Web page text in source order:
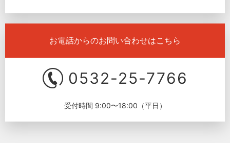
お電話からのお問い合わせはこちら
0532-25-7766
受付時間 9:00〜18:00（平日）